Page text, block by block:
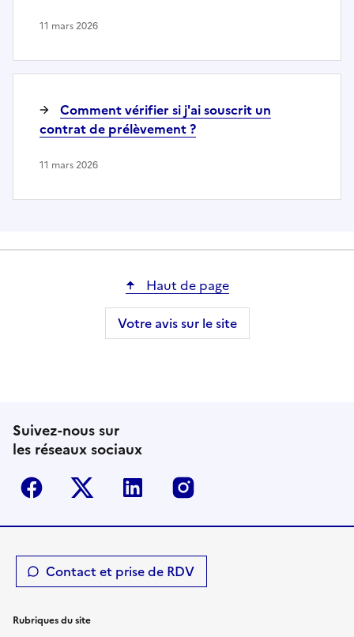
11 mars 2026
Comment vérifier si j'ai souscrit un
contrat de prélèvement ?
11 mars 2026
Haut de page
Votre avis sur le site
Suivez-nous sur
les réseaux sociaux
Facebook Twitter-X Linkedin
Contact et prise de RDV
Rubriques du site